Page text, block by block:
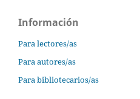
Información
Para lectores/as
Para autores/as
Para bibliotecarios/as